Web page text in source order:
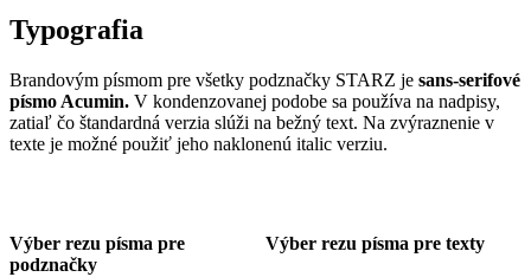
Typografia
Brandovým písmom pre všetky podznačky STARZ je sans-serifové
písmo Acumin. V kondenzovanej podobe sa používa na nadpisy,
zatiaľ čo štandardná verzia slúži na bežný text. Na zvýraznenie v
texte je možné použiť jeho naklonenú italic verziu.
Výber rezu písma pre
podznačky
Výber rezu písma pre texty